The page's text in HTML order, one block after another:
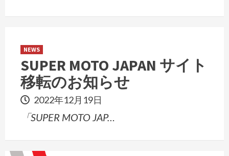
NEWS
SUPER MOTO JAPAN サイト
移転のお知らせ
2022年12月19日
「SUPER MOTO JAP…